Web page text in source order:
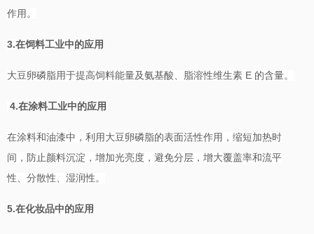
作用。
3.在饲料工业中的应用
大豆卵磷脂用于提高饲料能量及氨基酸、脂溶性维生素 E 的含量。
4.在涂料工业中的应用
在涂料和油漆中，利用大豆卵磷脂的表面活性作用，缩短加热时
间，防止颜料沉淀，增加光亮度，避免分层，增大覆盖率和流平
性、分散性、湿润性。
5.在化妆品中的应用